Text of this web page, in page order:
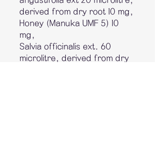
derived from dry root 10 mg,
Honey (Manuka UMF 5) 10
mg,
Salvia officinalis ext. 60
microlitre, derived from dry